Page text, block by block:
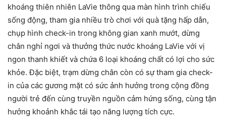
khoáng thiên nhiên LaVie thông qua màn hình trình chiếu
sống động, tham gia nhiều trò chơi với quà tặng hấp dẫn,
chụp hình check-in trong không gian xanh mướt, dừng
chân nghỉ ngơi và thưởng thức nước khoáng LaVie với vị
ngon thanh khiết và chứa 6 loại khoáng chất có lợi cho sức
khỏe. Đặc biệt, trạm dừng chân còn có sự tham gia check-
in của các gương mặt có sức ảnh hưởng trong cộng đồng
người trẻ đến cùng truyền nguồn cảm hứng sống, cùng tận
hưởng khoảnh khắc tái tạo năng lượng tích cực.